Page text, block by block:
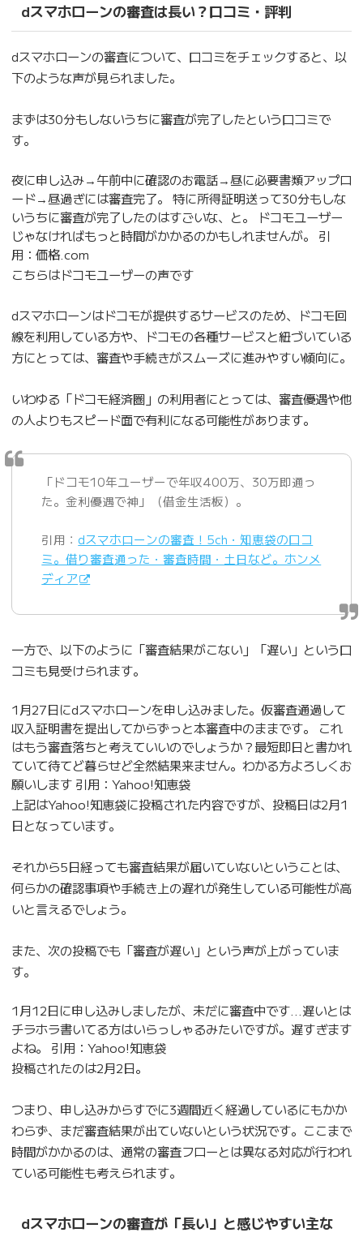
dスマホローンの審査は長い？口コミ・評判
dスマホローンの審査について、口コミをチェックすると、以
下のような声が見られました。
まずは30分もしないうちに審査が完了したという口コミで
す。
夜に申し込み→午前中に確認のお電話→昼に必要書類アップロ
ード→昼過ぎには審査完了。 特に所得証明送って30分もしな
いうちに審査が完了したのはすごいな、と。 ドコモユーザー
じゃなければもっと時間がかかるのかもしれませんが。 引
用：価格.com
こちらはドコモユーザーの声です
dスマホローンはドコモが提供するサービスのため、ドコモ回
線を利用している方や、ドコモの各種サービスと紐づいている
方にとっては、審査や手続きがスムーズに進みやすい傾向に。
いわゆる「ドコモ経済圏」の利用者にとっては、審査優遇や他
の人よりもスピード面で有利になる可能性があります。
「ドコモ10年ユーザーで年収400万、30万即通っ
た。金利優遇で神」（借金生活板）。
引用： dスマホローンの審査！5ch・知恵袋の口コ
ミ。借り審査通った・審査時間・土日など。ホンメ
ディア
一方で、以下のように「審査結果がこない」「遅い」という口
コミも見受けられます。
1月27日にdスマホローンを申し込みました。仮審査通過して
収入証明書を提出してからずっと本審査中のままです。 これ
はもう審査落ちと考えていいのでしょうか？最短即日と書かれ
ていて待てど暮らせど全然結果来ません。わかる方よろしくお
願いします 引用：Yahoo!知恵袋
上記はYahoo!知恵袋に投稿された内容ですが、投稿日は2月1
日となっています。
それから5日経っても審査結果が届いていないということは、
何らかの確認事項や手続き上の遅れが発生している可能性が高
いと言えるでしょう。
また、次の投稿でも「審査が遅い」という声が上がっていま
す。
1月12日に申し込みしましたが、未だに審査中です…遅いとは
チラホラ書いてる方はいらっしゃるみたいですが。遅すぎます
よね。 引用：Yahoo!知恵袋
投稿されたのは2月2日。
つまり、申し込みからすでに3週間近く経過しているにもかか
わらず、まだ審査結果が出ていないという状況です。ここまで
時間がかかるのは、通常の審査フローとは異なる対応が行われ
ている可能性も考えられます。
dスマホローンの審査が「長い」と感じやすい主な